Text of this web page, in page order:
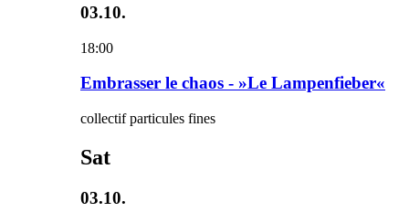
03.10.
18:00
Embrasser le chaos - »Le Lampenfieber«
collectif particules fines
Sat
03.10.